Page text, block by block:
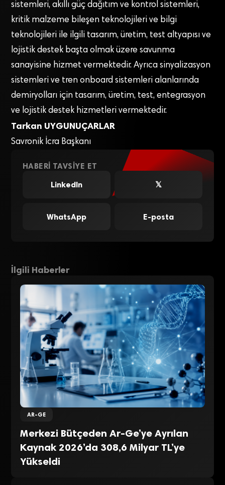
sistemleri, akıllı güç dağıtım ve kontrol sistemleri,
kritik malzeme bileşen teknolojileri ve bilgi
teknolojileri ile ilgili tasarım, üretim, test altyapısı ve
lojistik destek başta olmak üzere savunma
sanayisine hizmet vermektedir. Ayrıca sinyalizasyon
sistemleri ve tren onboard sistemleri alanlarında
demiryolları için tasarım, üretim, test, entegrasyon
ve lojistik destek hizmetleri vermektedir.
Tarkan UYGUNUÇARLAR
Savronik İcra Başkanı
HABERI TAVSIYE ET
LinkedIn
𝕏
WhatsApp E-posta
İlgili Haberler
AR-GE
Merkezi Bütçeden Ar-Ge’ye Ayrılan
Kaynak 2026’da 308,6 Milyar TL’ye
Yükseldi